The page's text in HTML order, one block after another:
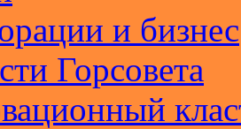
и бизнес
Горсовета